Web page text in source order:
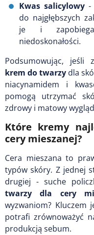
Kwas salicylowy-
do najgłębszych
je i
niedoskonałości.
Podsumowując, jeśli
krem do twarzy dla
niacynamidem i
pomogą utrzymać
zdrowy i matowy
Które kremy
cery mieszanej?
Cera mieszana to
typów skóry. Z jednej
drugiej - suche
twarzy dla cery
wyzwaniom? Kluczem
potrafi zrównoważyć
produkcją sebum.